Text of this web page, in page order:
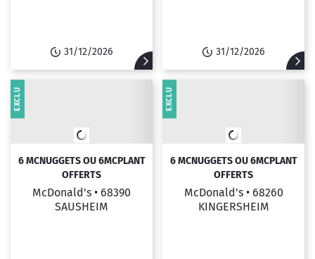
31/12/2026 31/12/2026
6 MCNUGGETS OU 6MCPLANT
OFFERTS
McDonald's • 68390
SAUSHEIM
EXCLU
6 MCNUGGETS OU 6MCPLANT
OFFERTS
McDonald's • 68260
KINGERSHEIM
EXCLU